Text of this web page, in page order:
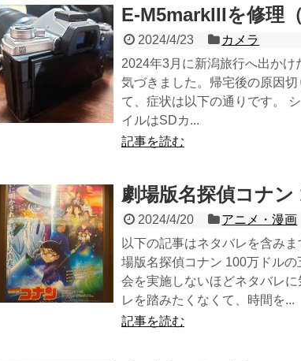
E-M5markIIIを修理
2024/4/23
カメラ
2024年3月に新潟旅行へ出かけ
気づきました。帰宅後の原因
て、症状は以下の通りです。
イルはSDカ...
記事を読む
劇場版名探偵コナ
2024/4/20
アニメ・漫画
以下の記事はネタバレを含み
場版名探偵コナン 100万ドル
会を実施しないほどネタバレ
レを踏みたくなくて、時間を...
記事を読む